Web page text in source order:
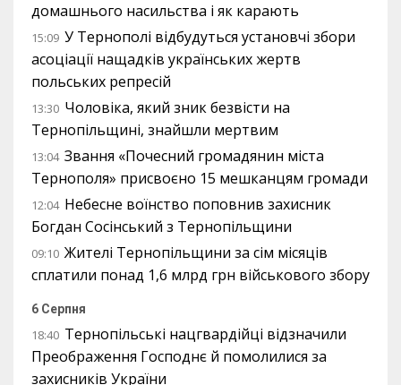
домашнього насильства і як карають
15:09 У Тернополі відбудуться установчі збори
асоціації нащадків українських жертв
польських репресій
13:30 Чоловіка, який зник безвісти на
Тернопільщині, знайшли мертвим
13:04 Звання «Почесний громадянин міста
Тернополя» присвоєно 15 мешканцям громади
12:04 Небесне воїнство поповнив захисник
Богдан Сосінський з Тернопільщини
09:10 Жителі Тернопільщини за сім місяців
сплатили понад 1,6 млрд грн військового збору
6 Серпня
18:40 Тернопільські нацгвардійці відзначили
Преображення Господнє й помолилися за
захисників України